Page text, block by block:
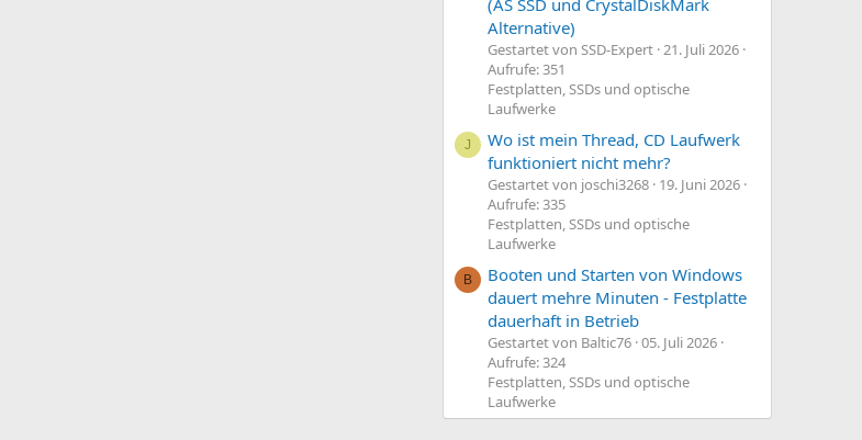
Alternative)
Gestartet von SSD-Expert 21. Juli 2026
Aufrufe: 351
Festplatten, SSDs und optische
Laufwerke
J
Wo ist mein Thread, CD Laufwerk
funktioniert nicht mehr?
Gestartet von joschi3268 19. Juni 2026
Aufrufe: 335
Festplatten, SSDs und optische
Laufwerke
B
Booten und Starten von Windows
dauert mehre Minuten - Festplatte
dauerhaft in Betrieb
Gestartet von Baltic76 05. Juli 2026
Aufrufe: 324
Festplatten, SSDs und optische
Laufwerke